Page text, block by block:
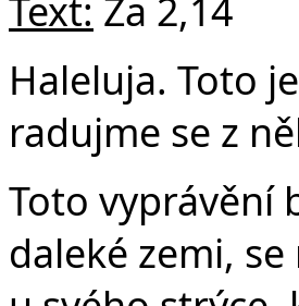
Text: Za 2,14
Haleluja. Toto
radujme se z
Toto vyprávění
daleké zemi,